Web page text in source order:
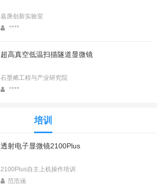
嘉庚创新实验室
****
超高真空低温扫描隧道显微镜
石墨烯工程与产业研究院
****
培训
透射电子显微镜2100Plus
2100Plus自主上机操作培训
范浩涵